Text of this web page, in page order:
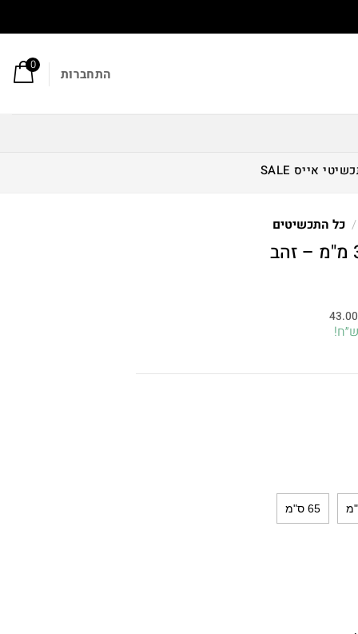
התחברות
0
אייס SALE
/ כל התכשיטים
43.00
65 ס"מ